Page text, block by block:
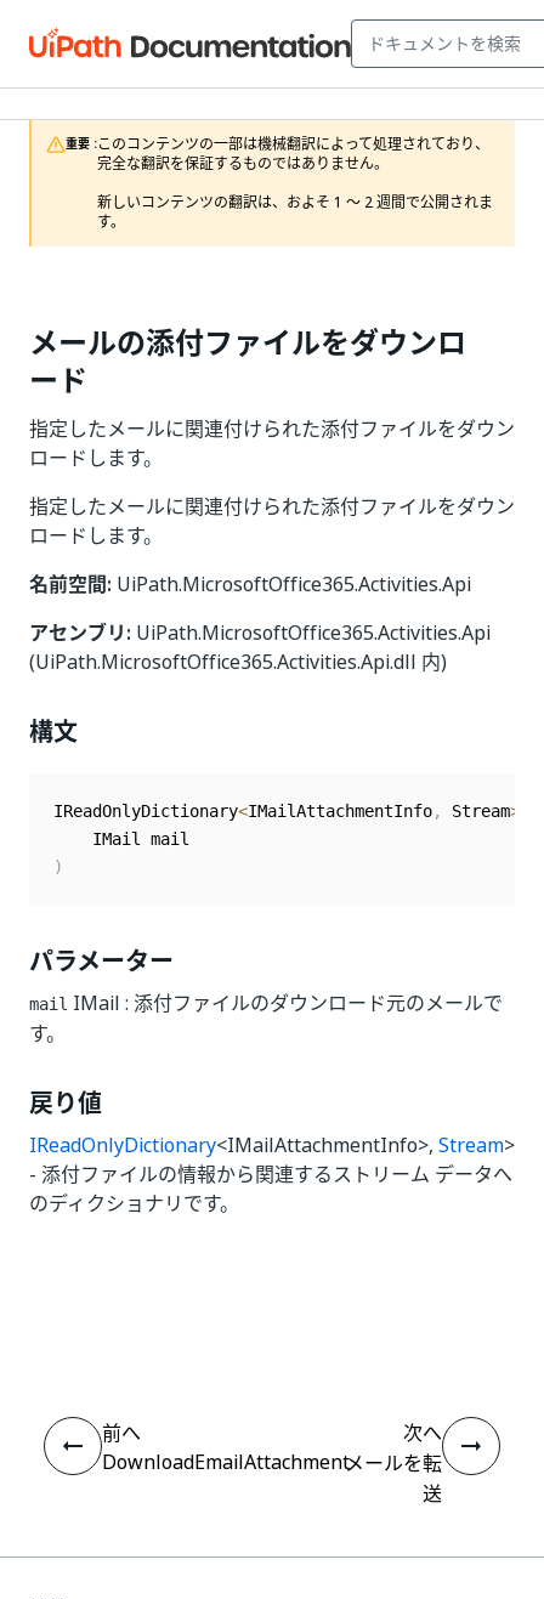
重要 :このコンテンツの一部は機械翻訳によって処理されており、
完全な翻訳を保証するものではありません。
新しいコンテンツの翻訳は、およそ 1 ～ 2 週間で公開されま
す。
メールの添付ファイルをダウンロ
ード
指定したメールに関連付けられた添付ファイルをダウン
ロードします。
指定したメールに関連付けられた添付ファイルをダウン
ロードします。
名前空間: UiPath.MicrosoftOffice365.Activities.Api
アセンブリ: UiPath.MicrosoftOffice365.Activities.Api
(UiPath.MicrosoftOffice365.Activities.Api.dll 内)
構文
IReadOnlyDictionary<IMailAttachmentInfo, Stream>
)
パラメーター
mail IMail : 添付ファイルのダウンロード元のメールで
す。
戻り値
IReadOnlyDictionary<IMailAttachmentInfo>, Stream>
- 添付ファイルの情報から関連するストリーム データへ
のディクショナリです。
前へ
DownloadEmailAttachment
次へ
メールを転
送